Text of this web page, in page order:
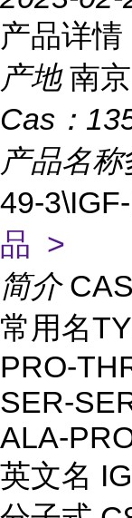
产品详情
产地 南京
Cas：
产品名称
49-
品 >
简介
常用名
PRO-
SER-
ALA-
英文名